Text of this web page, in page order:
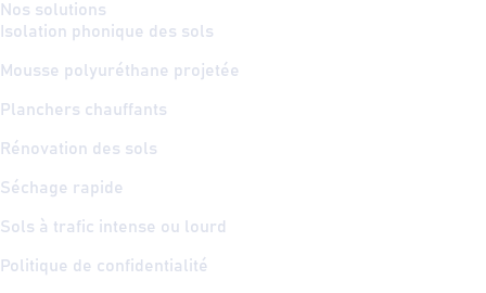
Nos solutions
Isolation phonique des sols
Mousse polyuréthane projetée
Planchers chauffants
Rénovation des sols
Séchage rapide
Sols à trafic intense ou lourd
Politique de confidentialité